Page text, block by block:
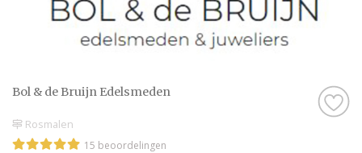
Bol & de Bruijn Edelsmeden
Rosmalen
15 beoordelingen